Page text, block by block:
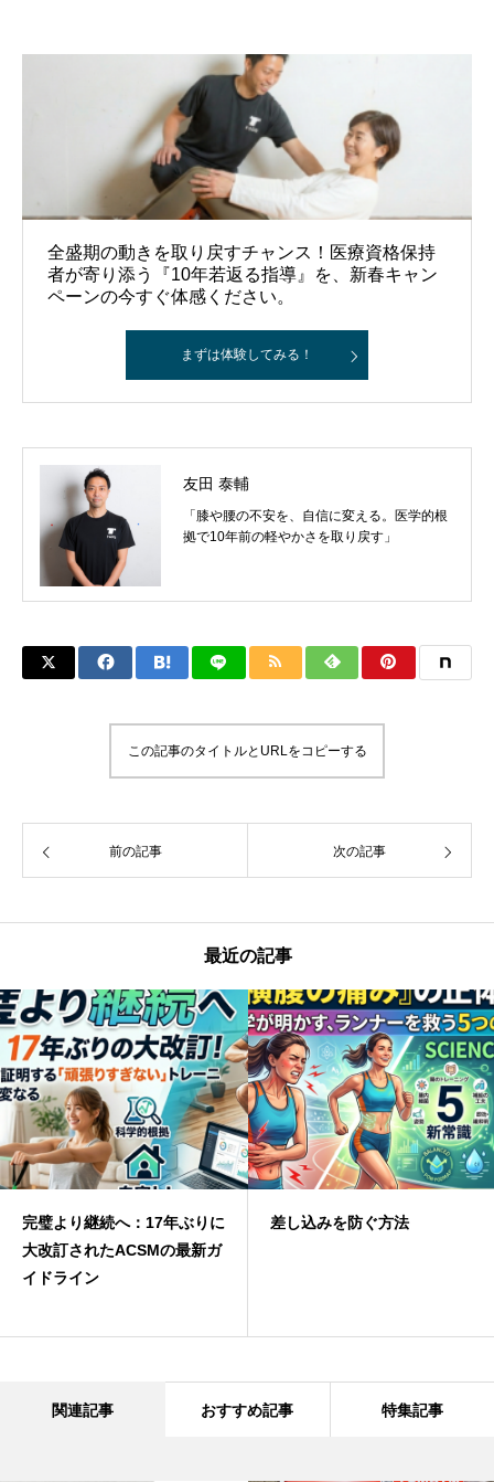
全盛期の動きを取り戻すチャンス！医療資格保持
者が寄り添う『10年若返る指導』を、新春キャン
ペーンの今すぐ体感ください。
まずは体験してみる！
友田 泰輔
「膝や腰の不安を、自信に変える。医学的根
拠で10年前の軽やかさを取り戻す」
この記事のタイトルとURLをコピーする
前の記事 次の記事
最近の記事
完璧より継続へ：17年ぶりに
大改訂されたACSMの最新ガ
イドライン
差し込みを防ぐ方法
関連記事 おすすめ記事 特集記事